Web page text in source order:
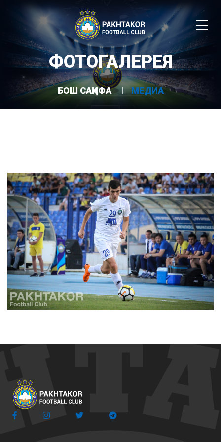
ФОТОГАЛЕРЕЯ
БОШ САҲИФА МЕДИА